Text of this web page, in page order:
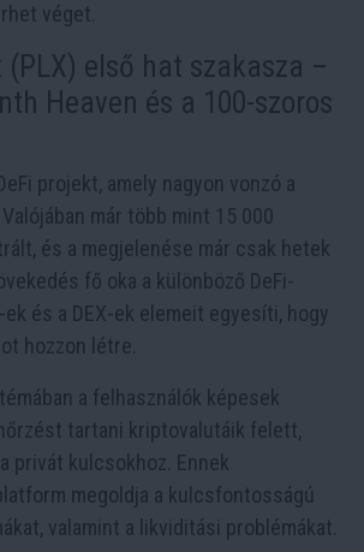
véget.
(PLX) első hat szakasza –
Heaven és a 100-szoros
projekt, amely nagyon vonzó a
már több mint 15 000
és a megjelenése már csak hetek
fő oka a különböző DeFi-
ek és a DEX-ek elemeit egyesíti, hogy
hozzon létre.
a felhasználók képesek
tartani kriptovalutáik felett,
privát kulcsokhoz. Ennek
megoldja a kulcsfontosságú
valamint a likviditási problémákat.